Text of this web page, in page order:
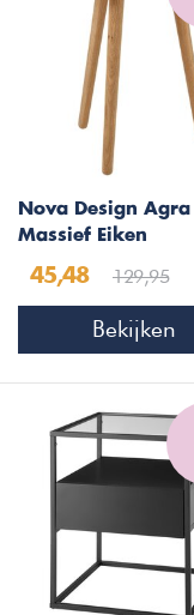
Nova Design Agra
Massief Eiken
45,48 129,95
Bekijken